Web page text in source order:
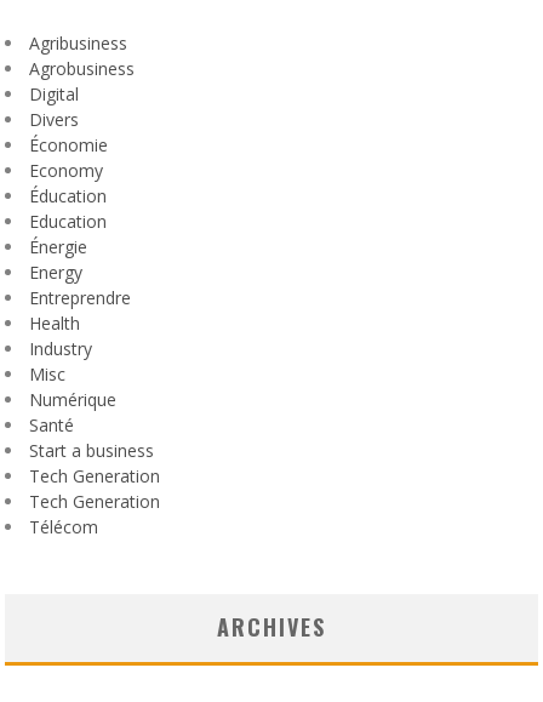
Agribusiness
Agrobusiness
Digital
Divers
Économie
Economy
Éducation
Education
Énergie
Energy
Entreprendre
Health
Industry
Misc
Numérique
Santé
Start a business
Tech Generation
Tech Generation
Télécom
ARCHIVES